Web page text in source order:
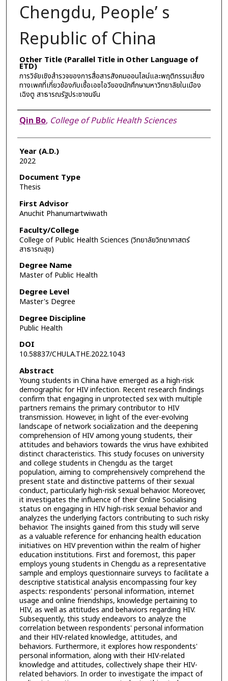
Chengdu, People’ s
Republic of China
Other Title (Parallel Title in Other Language of
ETD)
การวิจัยเชิงสำรวจของการสื่อสารสังคมออนไลน์และพฤติกรรมเสี่ยง
ทางเพศที่เกี่ยวข้องกับเชื้อเอชไอวีของนักศึกษามหาวิทยาลัยในเมือง
เฉิงตู สาธารณรัฐประชาชนจีน
Author
Qin Bo, College of Public Health Sciences
Year (A.D.)
2022
Document Type
Thesis
First Advisor
Anuchit Phanumartwiwath
Faculty/College
College of Public Health Sciences (วิทยาลัยวิทยาศาสตร์
สาธารณสุข)
Degree Name
Master of Public Health
Degree Level
Master's Degree
Degree Discipline
Public Health
DOI
10.58837/CHULA.THE.2022.1043
Abstract
Young students in China have emerged as a high-risk
demographic for HIV infection. Recent research findings
confirm that engaging in unprotected sex with multiple
partners remains the primary contributor to HIV
transmission. However, in light of the ever-evolving
landscape of network socialization and the deepening
comprehension of HIV among young students, their
attitudes and behaviors towards the virus have exhibited
distinct characteristics. This study focuses on university
and college students in Chengdu as the target
population, aiming to comprehensively comprehend the
present state and distinctive patterns of their sexual
conduct, particularly high-risk sexual behavior. Moreover,
it investigates the influence of their Online Socialising
status on engaging in HIV high-risk sexual behavior and
analyzes the underlying factors contributing to such risky
behavior. The insights gained from this study will serve
as a valuable reference for enhancing health education
initiatives on HIV prevention within the realm of higher
education institutions. First and foremost, this paper
employs young students in Chengdu as a representative
sample and employs questionnaire surveys to facilitate a
descriptive statistical analysis encompassing four key
aspects: respondents' personal information, internet
usage and online friendships, knowledge pertaining to
HIV, as well as attitudes and behaviors regarding HIV.
Subsequently, this study endeavors to analyze the
correlation between respondents' personal information
and their HIV-related knowledge, attitudes, and
behaviors. Furthermore, it explores how respondents'
personal information, along with their HIV-related
knowledge and attitudes, collectively shape their HIV-
related behaviors. In order to investigate the impact of